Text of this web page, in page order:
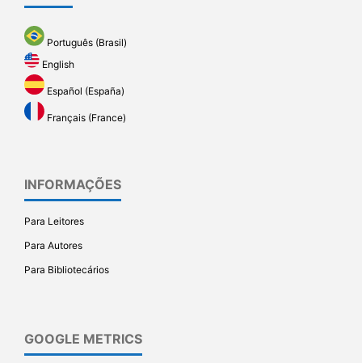
Português (Brasil)
English
Español (España)
Français (France)
INFORMAÇÕES
Para Leitores
Para Autores
Para Bibliotecários
GOOGLE METRICS